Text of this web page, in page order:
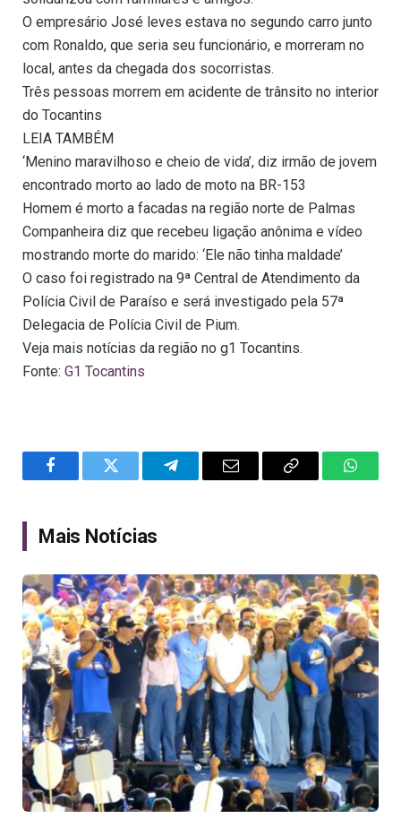
O empresário José leves estava no segundo carro junto
com Ronaldo, que seria seu funcionário, e morreram no
local, antes da chegada dos socorristas.
Três pessoas morrem em acidente de trânsito no interior
do Tocantins
LEIA TAMBÉM
‘Menino maravilhoso e cheio de vida’, diz irmão de jovem
encontrado morto ao lado de moto na BR-153
Homem é morto a facadas na região norte de Palmas
Companheira diz que recebeu ligação anônima e vídeo
mostrando morte do marido: ‘Ele não tinha maldade’
O caso foi registrado na 9ª Central de Atendimento da
Polícia Civil de Paraíso e será investigado pela 57ª
Delegacia de Polícia Civil de Pium.
Veja mais notícias da região no g1 Tocantins.
Fonte: G1 Tocantins
FacebookTwitter TelegramEmail
Copy
Mais Notícias